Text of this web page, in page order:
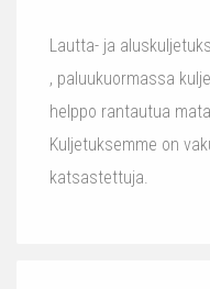
Lautta- ja
, paluukuormassa
helppo rantautua
Kuljetuksemme on
katsastettuja.